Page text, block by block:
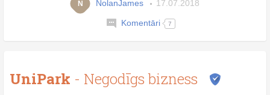
N NolanJames 17.07.2018
Komentāri 7
UniPark - Negodīgs bizness